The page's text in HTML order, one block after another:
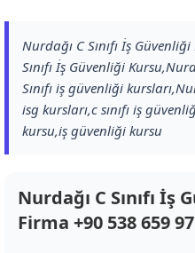
Nurdağı C Sınıfı İş
Sınıfı İş Güvenliği
Sınıfı iş güvenliği
isg kursları,c sınıfı iş
kursu,iş güvenliği kursu
Nurdağı C Sınıfı
Firma +90 538 659